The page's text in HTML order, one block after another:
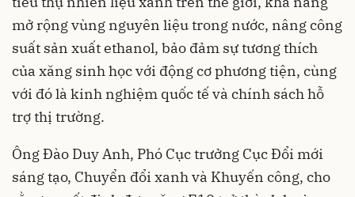
mở rộng vùng nguyên liệu trong nước, nâng công
suất sản xuất ethanol, bảo đảm sự tương thích
của xăng sinh học với động cơ phương tiện, cùng
với đó là kinh nghiệm quốc tế và chính sách hỗ
trợ thị trường.
Ông Đào Duy Anh, Phó Cục trưởng Cục Đổi mới
sáng tạo, Chuyển đổi xanh và Khuyến công, cho